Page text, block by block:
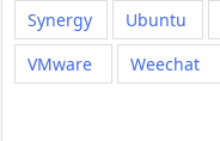
Synergy
Ubuntu
VMware
Weechat